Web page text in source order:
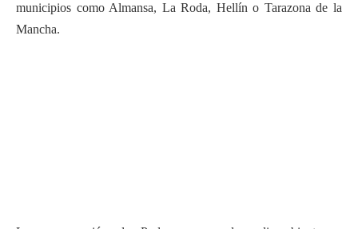
municipios como Almansa, La Roda, Hellín o Tarazona de la
Mancha.